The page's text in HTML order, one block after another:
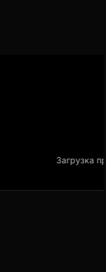
Загрузка